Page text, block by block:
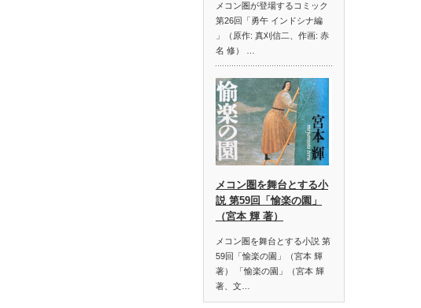
メコン圏が登場するコミック
第26回「勇午 インドシナ編
」（原作: 真刈信二、作画: 赤
名 修） …
メコン圏を舞台とする小
説 第59回「愉楽の園」
（宮本 輝 著）
メコン圏を舞台とする小説 第
59回「愉楽の園」（宮本 輝
著） 「愉楽の園」（宮本 輝
著、文…